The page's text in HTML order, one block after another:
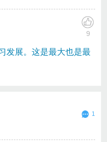
9
发展。这是最大也是最
1